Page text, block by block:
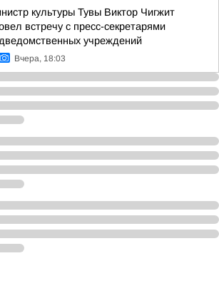
культуры Тувы Виктор Чигжит
встречу с пресс-секретарями
учреждений
Вчера, 18:03